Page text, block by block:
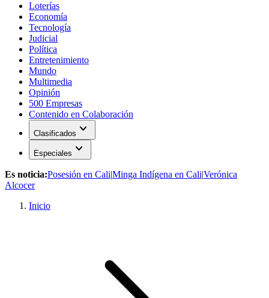
Loterías
Economía
Tecnología
Judicial
Política
Entretenimiento
Mundo
Multimedia
Opinión
500 Empresas
Contenido en Colaboración
Clasificados expand_more
Especiales expand_more
Es noticia:Posesión en Cali|Minga Indígena en Cali|Verónica
Alcocer
Inicio